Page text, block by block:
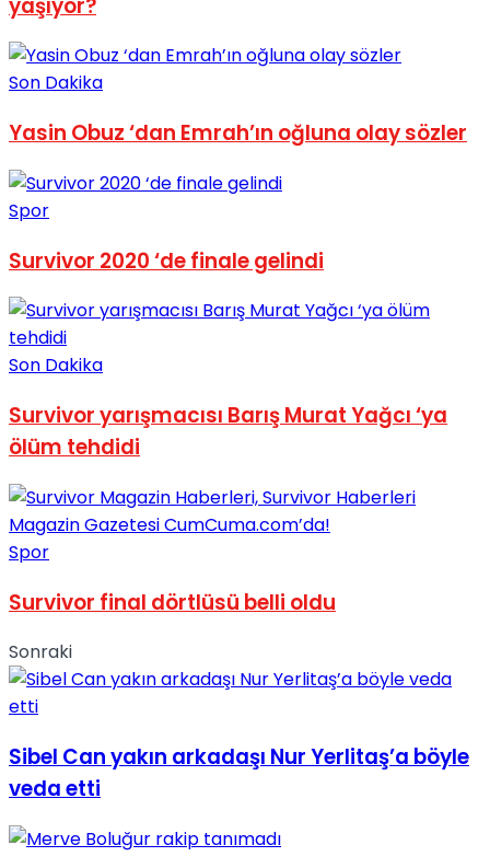
No Result
View All Result
Son Dakika
Yasin Obuz ‘dan Emrah’ın oğluna olay sözler
Spor
Survivor 2020 ‘de finale gelindi
Son Dakika
Survivor yarışmacısı Barış Murat Yağcı ‘ya
ölüm tehdidi
Spor
Survivor final dörtlüsü belli oldu
Sonraki
Sibel Can yakın arkadaşı Nur Yerlitaş’a böyle
veda etti